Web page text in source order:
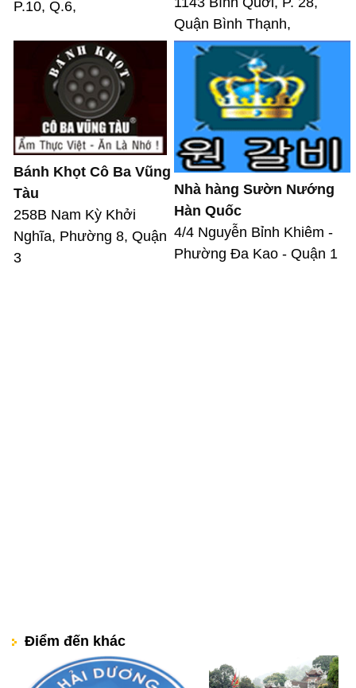
P.10, Q.6,
Quận Bình Thạnh,
Bánh Khọt Cô Ba Vũng
Tàu
258B Nam Kỳ Khởi
Nghĩa, Phường 8, Quận
3
Nhà hàng Sườn Nướng
Hàn Quốc
4/4 Nguyễn Bỉnh Khiêm -
Phường Đa Kao - Quận 1
Điểm đến khác